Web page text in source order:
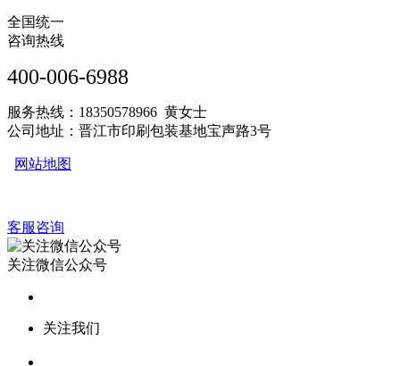
全国统一
咨询热线
400-006-6988
服务热线：18350578966 黄女士
公司地址：晋江市印刷包装基地宝声路3号
网站地图
客服咨询
关注微信公众号
关注我们